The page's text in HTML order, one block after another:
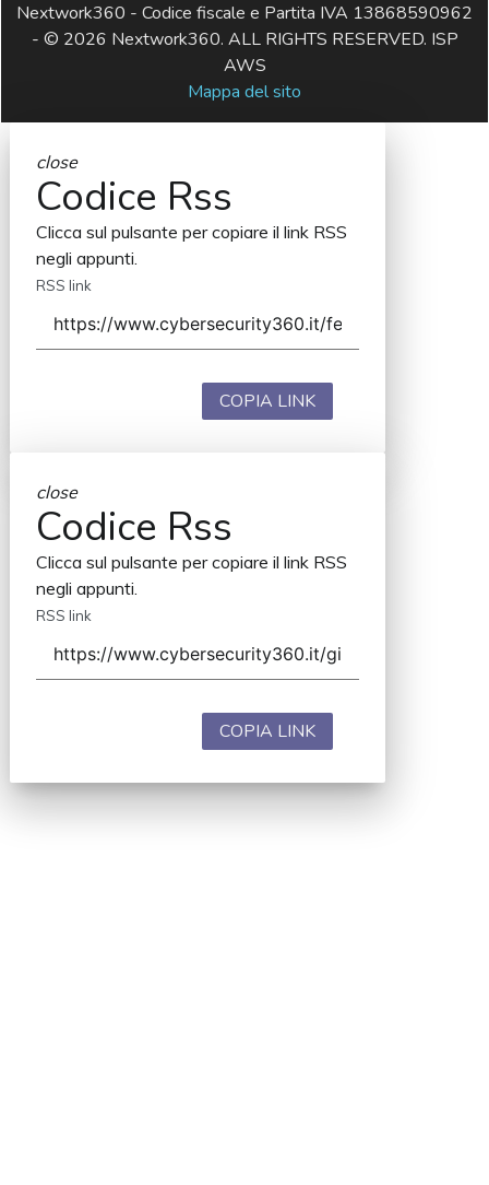
Nextwork360 - Codice fiscale e Partita IVA 13868590962
- © 2026 Nextwork360. ALL RIGHTS RESERVED. ISP
AWS
Mappa del sito
close
Codice Rss
Clicca sul pulsante per copiare il link RSS
negli appunti.
RSS link
COPIA LINK
close
Codice Rss
Clicca sul pulsante per copiare il link RSS
negli appunti.
RSS link
COPIA LINK